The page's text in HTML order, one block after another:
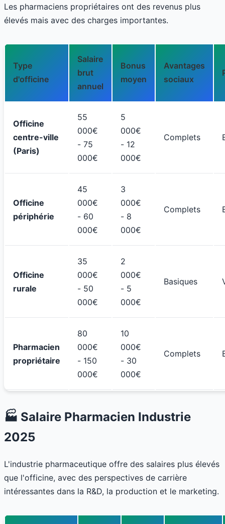
Les pharmaciens propriétaires ont des revenus plus
élevés mais avec des charges importantes.
Type
d'officine
Salaire
brut
annuel
Bonus
moyen
Avantages
sociaux
Officine
centre-ville
(Paris)
55
000€
- 75
000€
5
000€
- 12
000€
Complets
Officine
périphérie
45
000€
- 60
000€
3
000€
- 8
000€
Complets
Officine
rurale
35
000€
- 50
000€
2
000€
- 5
000€
Basiques
Pharmacien
propriétaire
80
000€
- 150
000€
10
000€
- 30
000€
Complets
🏭 Salaire Pharmacien Industrie
2025
L'industrie pharmaceutique offre des salaires plus élevés
que l'officine, avec des perspectives de carrière
intéressantes dans la R&D, la production et le marketing.